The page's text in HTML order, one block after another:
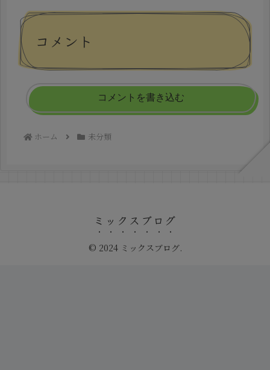
コメント
コメントを書き込む
ホーム 未分類
ミックスブログ
© 2024 ミックスブログ.